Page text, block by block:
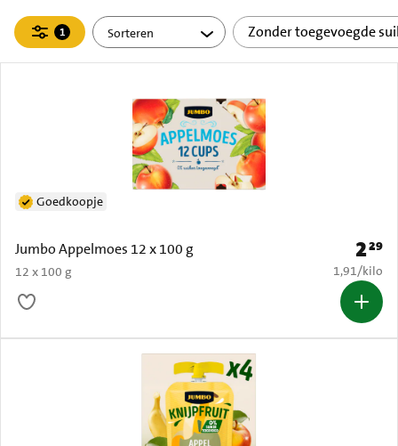
Filteren
1
actief
Zonder toegevoegde
Jumbo Appelmoes 12 x 100 g
12 x 100 g
Goedkoopje
Prijs:
229
€ 1,91 per
1,91/kilo